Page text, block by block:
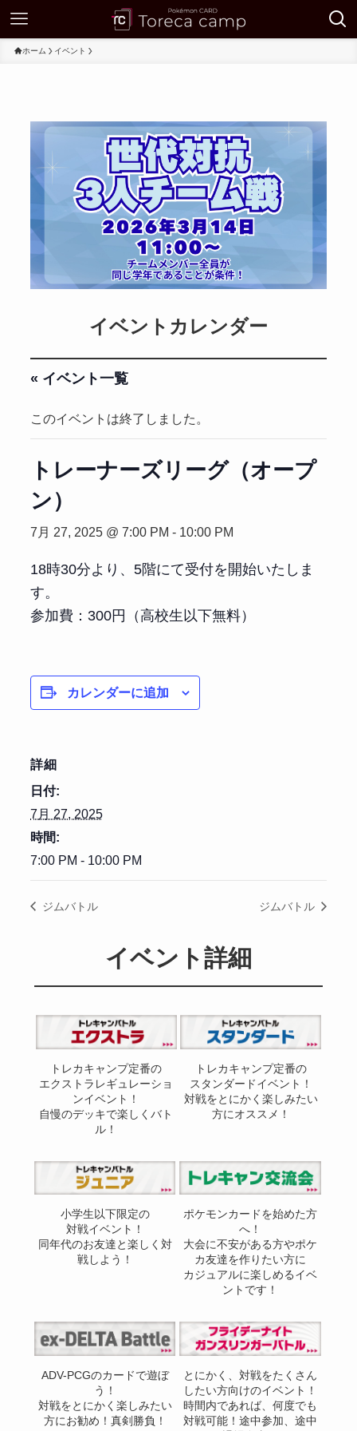
ホーム イベント
イベントカレンダー
« イベント一覧
このイベントは終了しました。
トレーナーズリーグ（オープ
ン）
7月 27, 2025 @ 7:00 PM - 10:00 PM
18時30分より、5階にて受付を開始いたしま
す。
参加費：300円（高校生以下無料）
カレンダーに追加
詳細
日付:
7月 27, 2025
時間:
7:00 PM - 10:00 PM
ジムバトル ジムバトル
イベント詳細
トレカキャンプ定番の
エクストラレギュレーショ
ンイベント！
自慢のデッキで楽しくバト
ル！
トレカキャンプ定番の
スタンダードイベント！
対戦をとにかく楽しみたい
方にオススメ！
小学生以下限定の
対戦イベント！
同年代のお友達と楽しく対
戦しよう！
ポケモンカードを始めた方
へ！
大会に不安がある方やポケ
カ友達を作りたい方に
カジュアルに楽しめるイベ
ントです！
ADV-PCGのカードで遊ぼ
う！
対戦をとにかく楽しみたい
方にお勧め！真剣勝負！
とにかく、対戦をたくさん
したい方向けのイベント！
時間内であれば、何度でも
対戦可能！途中参加、途中